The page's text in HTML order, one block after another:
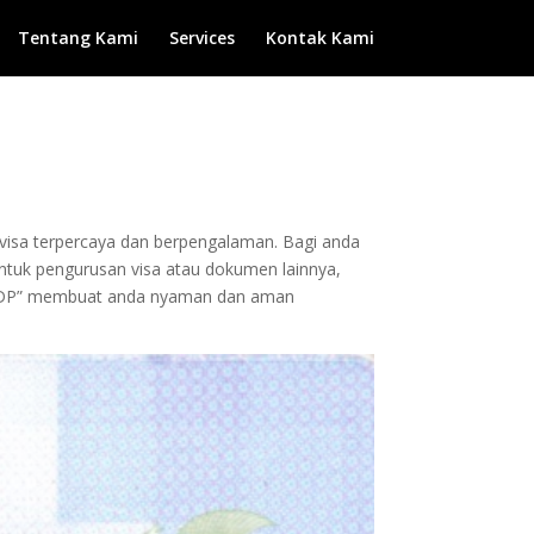
Tentang Kami Services Kontak Kami
terpercaya dan berpengalaman. Bagi anda
pengurusan visa atau dokumen lainnya,
membuat anda nyaman dan aman